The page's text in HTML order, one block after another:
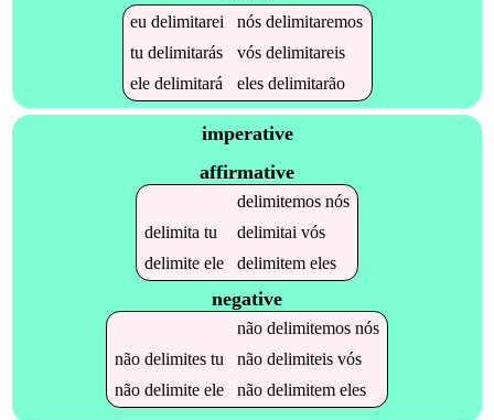
eudelimitarei nósdelimitaremos
tudelimitarás vósdelimitareis
eledelimitará elesdelimitarão
imperative
affirmative
delimitemosnós
delimita tu delimitai vós
delimiteele delimitemeles
negative
não delimitemosnós
não delimitestu não delimiteisvós
não delimiteele não delimitemeles